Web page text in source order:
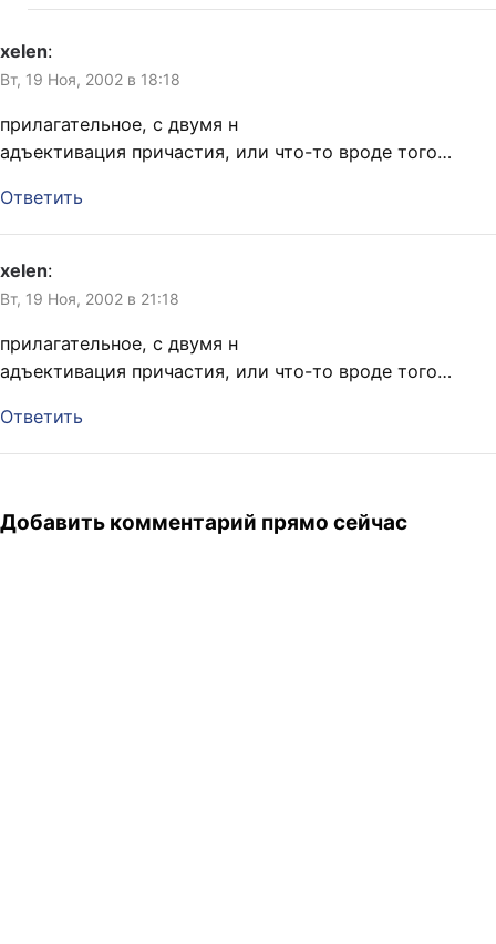
xelen:
Вт, 19 Ноя, 2002 в 18:18
прилагательное, с двумя н
адъективация причастия, или что-то вроде того…
Ответить
xelen:
Вт, 19 Ноя, 2002 в 21:18
прилагательное, с двумя н
адъективация причастия, или что-то вроде того…
Ответить
Добавить комментарий прямо сейчас